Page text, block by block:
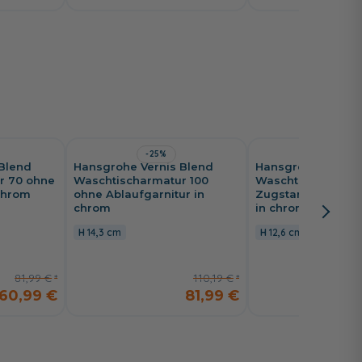
70 ohne
81,99 €
€
-25%
Hansgrohe Vernis Blend
Waschtischarmatur 100
ohne Ablaufgarnitur in
chrom
14,3 cm
110,19 €
81,99 €
Hansgrohe Vernis
Zugstangen-
in chrom
12,6 cm